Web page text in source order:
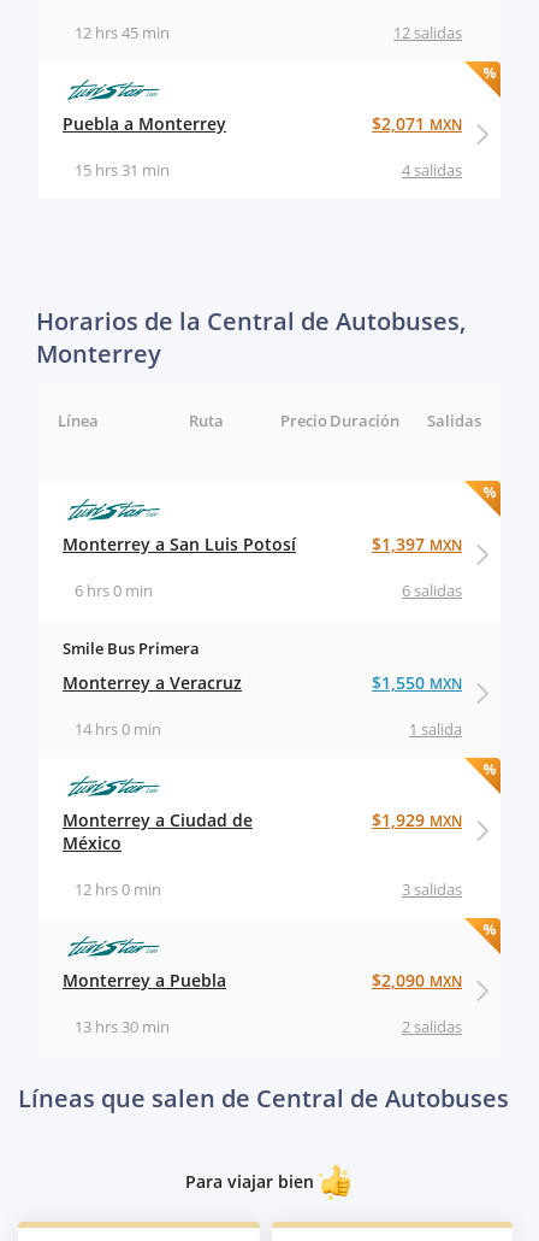
12 salidas
12 hrs 45 min
Puebla a Monterrey
4 salidas
15 hrs 31 min
$2,071 MXN
Horarios de la Central de Autobuses,
Monterrey
Línea Ruta Salidas
Duración
Precio
Monterrey a San Luis Potosí
6 salidas
6 hrs 0 min
$1,397 MXN
Smile Bus Primera
Monterrey a Veracruz
1 salida
14 hrs 0 min
$1,550 MXN
Monterrey a Ciudad de
México
3 salidas
12 hrs 0 min
$1,929 MXN
Monterrey a Puebla
2 salidas
13 hrs 30 min
$2,090 MXN
Líneas que salen de Central de Autobuses
Para viajar bien